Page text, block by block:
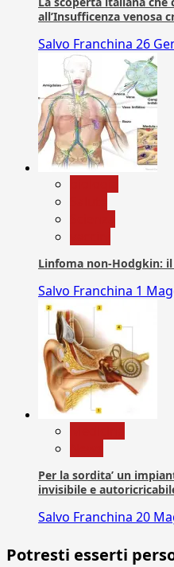
all’Insufficenza venosa
Salvo Franchina 26
Linfoma non-Hodgkin: il
Salvo Franchina 1
Per la sordita’ un
invisibile e
Salvo Franchina 20
Potresti esserti